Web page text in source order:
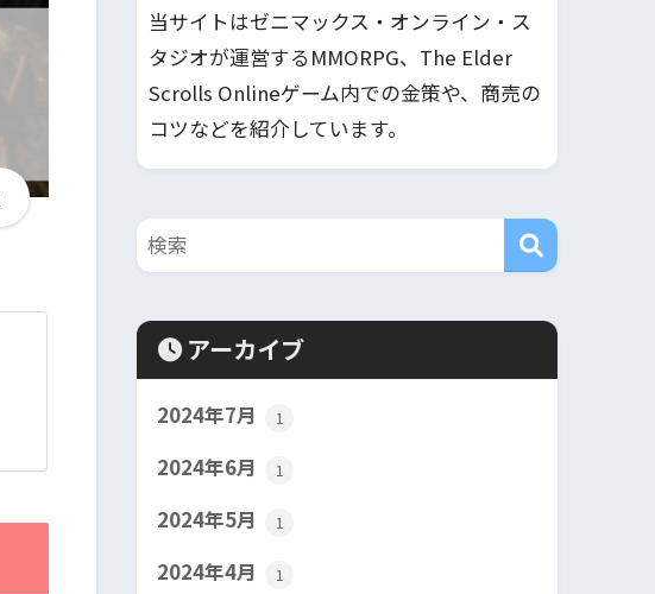
当サイトはゼニマックス・オンライン・ス
タジオが運営するMMORPG、The Elder
Scrolls Onlineゲーム内での金策や、商売の
コツなどを紹介しています。
アーカイブ
2024年7月 1
2024年6月 1
2024年5月 1
2024年4月 1